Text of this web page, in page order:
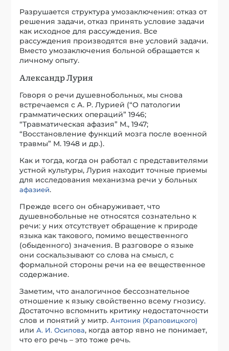
Разрушается структура умозаключения: отказ от
решения задачи, отказ принять условие задачи
как исходное для рассуждения. Все
рассуждения производятся вне условий задачи.
Вместо умозаключения больной обращается к
личному опыту.
Александр Лурия
Говоря о речи душевнобольных, мы снова
встречаемся с А. Р. Лурией (“О патологии
грамматических операций” 1946;
“Травматическая афазия” М., 1947;
“Восстановление функций мозга после военной
травмы” М. 1948 и др.).
Как и тогда, когда он работал с представителями
устной культуры, Лурия находит точные приемы
для исследования механизма речи у больных
афазией.
Прежде всего он обнаруживает, что
душевнобольные не относятся сознательно к
речи: у них отсутствует обращение к природе
языка как такового, помимо вещественного
(обыденного) значения. В разговоре о языке
они соскальзывают со слова на смысл, с
формальной стороны речи на ее вещественное
содержание.
Заметим, что аналогичное бессознательное
отношение к языку свойственно всему гнозису.
Достаточно вспомнить критику недостаточности
слов и понятий у митр.Антония (Храповицкого)
илиА. И. Осипова, когда автор явно не понимает,
что его речь – это тоже речь.